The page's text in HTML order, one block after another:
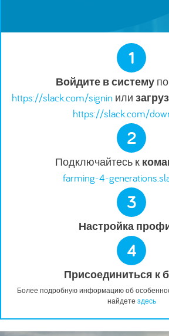
1
Войдите в систему
https://slack.com/signin или
https://slack.com/
2
Подключайтесь к
farming-4-
3
Настройка
4
Присоединиться к
Более подробную информацию об
найдете здесь